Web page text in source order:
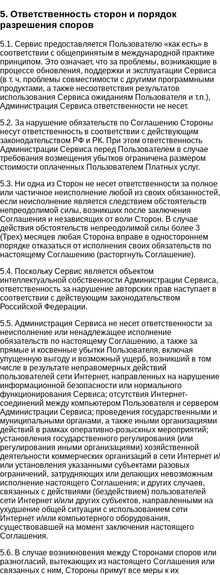
5. Ответственность сторон и порядок
разрешения споров
5.1. Сервис предоставляется Пользователю «как есть» в
соответствии с общепринятым в международной практике
принципом. Это означает, что за проблемы, возникающие в
процессе обновления, поддержки и эксплуатации Сервиса
(в т. ч. проблемы совместимости с другими программными
продуктами, а также несоответствия результатов
использования Сервиса ожиданиям Пользователя и т.п.),
Администрация Сервиса ответственности не несет.
5.2. За нарушение обязательств по Соглашению Стороны
несут ответственность в соответствии с действующим
законодательством РФ и РК. При этом ответственность
Администрации Сервиса перед Пользователем в случае
требования возмещения убытков ограничена размером
стоимости оплаченных Пользователем Платных услуг.
5.3. Ни одна из Сторон не несет ответственности за полное
или частичное неисполнение любой из своих обязанностей,
если неисполнение является следствием обстоятельств
непреодолимой силы, возникших после заключения
Соглашения и независящих от воли Сторон. В случае
действия обстоятельств непреодолимой силы более 3
(Трех) месяцев любая Сторона вправе в одностороннем
порядке отказаться от исполнения своих обязательств по
настоящему Соглашению (расторгнуть Соглашение).
5.4. Поскольку Сервис является объектом
интеллектуальной собственности Администрации Сервиса,
ответственность за нарушение авторских прав наступает в
соответствии с действующим законодательством
Российской Федерации.
5.5. Администрация Сервиса не несет ответственности за
неисполнение или ненадлежащее исполнение
обязательств по настоящему Соглашению, а также за
прямые и косвенные убытки Пользователя, включая
упущенную выгоду и возможный ущерб, возникший в том
числе в результате неправомерных действий
пользователей сети Интернет, направленных на нарушение
информационной безопасности или нормального
функционирования Сервиса; отсутствия Интернет-
соединений между компьютером Пользователя и сервером
Администрации Сервиса; проведения государственными и
муниципальными органами, а также иными организациями
действий в рамках оперативно-розыскных мероприятий;
установления государственного регулирования (или
регулирования иными организациями) хозяйственной
деятельности коммерческих организаций в сети Интернет и/
или установления указанными субъектами разовых
ограничений, затрудняющих или делающих невозможным
исполнение настоящего Соглашения; и других случаев,
связанных с действиями (бездействием) пользователей
сети Интернет и/или других субъектов, направленными на
ухудшение общей ситуации с использованием сети
Интернет и/или компьютерного оборудования,
существовавшей на момент заключения настоящего
Соглашения.
5.6. В случае возникновения между Сторонами споров или
разногласий, вытекающих из настоящего Соглашения или
связанных с ним, Стороны примут все меры к их